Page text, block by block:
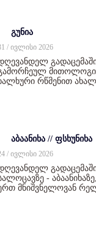
გუნია
/ ივლისი 2026
რწმენით
აბაანიხა // ფსხუნიხა
/ ივლისი 2026
-
მნიშვნელოვან